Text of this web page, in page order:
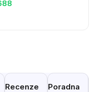
Recenze Poradna